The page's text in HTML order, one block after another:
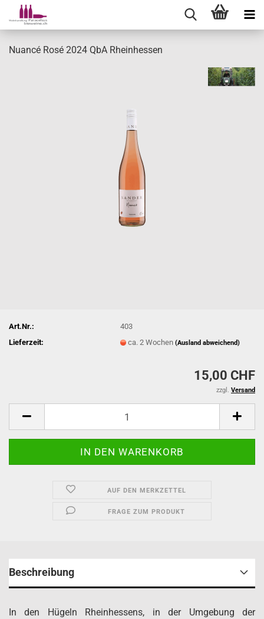
Nuancé Rosé 2024 QbA Rheinhessen
Art.Nr.:
403
Lieferzeit:
ca. 2 Wochen(Ausland abweichend)
15,00 CHF
zzgl. Versand
AUF DEN MERKZETTEL
FRAGE ZUM PRODUKT
Beschreibung
In den Hügeln Rheinhessens, in der Umgebung der